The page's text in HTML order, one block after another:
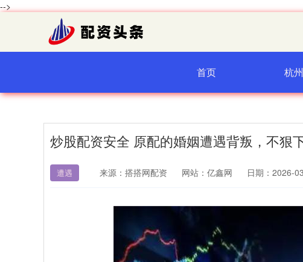
-->
首页 杭
炒股配资安全 原配的婚姻遭遇背叛，不狠
遭遇 来源：搭搭网配资 网站：亿鑫网 日期：2026-